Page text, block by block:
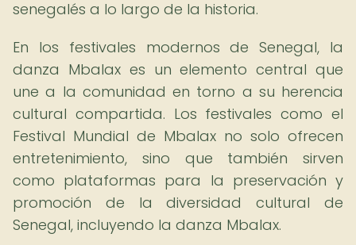
senegalés a lo largo de la historia.
En los festivales modernos de Senegal, la
danza Mbalax es un elemento central que
une a la comunidad en torno a su herencia
cultural compartida. Los festivales como el
Festival Mundial de Mbalax no solo ofrecen
entretenimiento, sino que también sirven
como plataformas para la preservación y
promoción de la diversidad cultural de
Senegal, incluyendo la danza Mbalax.